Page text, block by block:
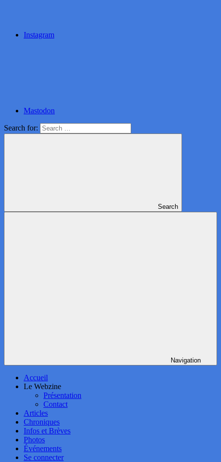
Instagram
Mastodon
Search for:
Search
Navigation
Accueil
Le Webzine
Présentation
Contact
Articles
Chroniques
Infos et Brèves
Photos
Événements
Se connecter